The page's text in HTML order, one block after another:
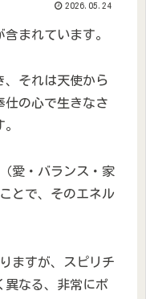
2026.05.24
まれています。
、それは天使から
仕の心で生きなさ
愛・バランス・家
とで、そのエネル
ますが、スピリチ
異なる、非常にポ